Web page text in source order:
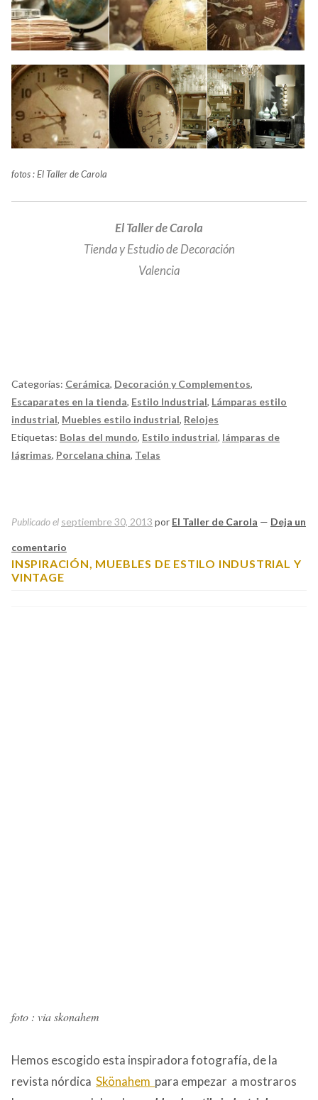
fotos : El Taller de Carola
El Taller de Carola
Tienda y Estudio de Decoración
Valencia
Categorías: Cerámica, Decoración y Complementos,
Escaparates en la tienda, Estilo Industrial, Lámparas estilo
industrial, Muebles estilo industrial, Relojes
Etiquetas: Bolas del mundo, Estilo industrial, lámparas de
lágrimas, Porcelana china, Telas
Publicado el septiembre 30, 2013 por El Taller de Carola — Deja un
comentario
INSPIRACIÓN, MUEBLES DE ESTILO INDUSTRIAL Y
VINTAGE
foto : via skonahem
Hemos escogido esta inspiradora fotografía, de la
revista nórdica Skönahem para empezar a mostraros